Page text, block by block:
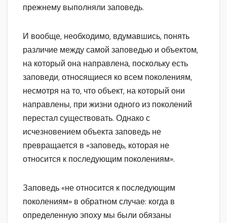
прежнему выполняли заповедь.
И вообще, необходимо, вдумавшись, понять
различие между самой заповедью и объектом,
на который она направлена, поскольку есть
заповеди, относящиеся ко всем поколениям,
несмотря на то, что объект, на который они
направлены, при жизни одного из поколений
перестал существовать. Однако с
исчезновением объекта заповедь не
превращается в «заповедь, которая не
относится к последующим поколениям».
Заповедь «не относится к последующим
поколениям» в обратном случае: когда в
определенную эпоху мы были обязаны